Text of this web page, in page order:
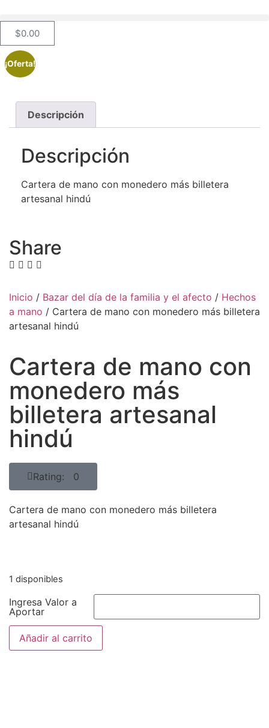
$0.00
Inicio / Bazar del día de la familia y el afecto / Hechos
a mano / Cartera de mano con monedero más billetera
artesanal hindú
Cartera de mano con
monedero más
billetera artesanal
hindú
Rating: 0
Cartera de mano con monedero más billetera
artesanal hindú
1 disponibles
Ingresa Valor a
Aportar
Añadir al carrito
¡Oferta!
Descripción
Descripción
Cartera de mano con monedero más billetera
artesanal hindú
Share